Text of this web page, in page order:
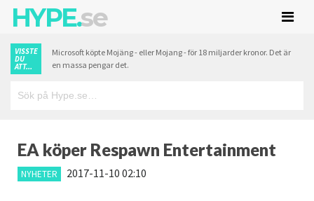
HYPE.se
VISSTE
DU
ATT...
Microsoft köpte Mojäng - eller Mojang - för 18 miljarder kronor. Det är
en massa pengar det.
EA köper Respawn Entertainment
NYHETER 2017-11-10 02:10